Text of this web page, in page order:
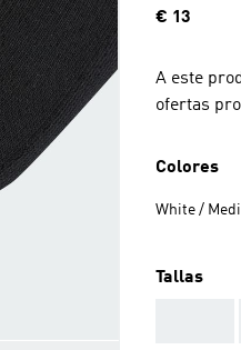
Precio
€ 13
A este
ofertas
Colores
White /
Tallas